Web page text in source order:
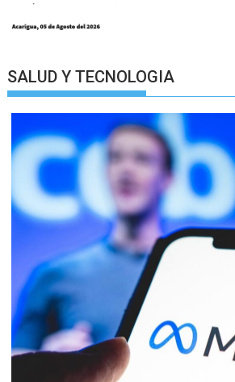
SALUD Y TECNOLOGIA